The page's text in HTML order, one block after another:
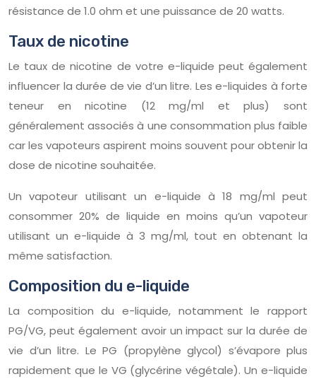
résistance de 1.0 ohm et une puissance de 20 watts.
Taux de nicotine
Le taux de nicotine de votre e-liquide peut également
influencer la durée de vie d’un litre. Les e-liquides à forte
teneur en nicotine (12 mg/ml et plus) sont
généralement associés à une consommation plus faible
car les vapoteurs aspirent moins souvent pour obtenir la
dose de nicotine souhaitée.
Un vapoteur utilisant un e-liquide à 18 mg/ml peut
consommer 20% de liquide en moins qu’un vapoteur
utilisant un e-liquide à 3 mg/ml, tout en obtenant la
même satisfaction.
Composition du e-liquide
La composition du e-liquide, notamment le rapport
PG/VG, peut également avoir un impact sur la durée de
vie d’un litre. Le PG (propylène glycol) s’évapore plus
rapidement que le VG (glycérine végétale). Un e-liquide